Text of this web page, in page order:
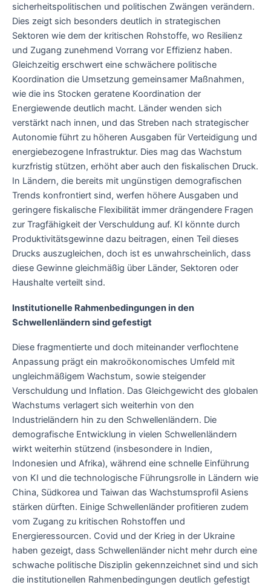
sicherheitspolitischen und politischen Zwängen verändern.
Dies zeigt sich besonders deutlich in strategischen
Sektoren wie dem der kritischen Rohstoffe, wo Resilienz
und Zugang zunehmend Vorrang vor Effizienz haben.
Gleichzeitig erschwert eine schwächere politische
Koordination die Umsetzung gemeinsamer Maßnahmen,
wie die ins Stocken geratene Koordination der
Energiewende deutlich macht. Länder wenden sich
verstärkt nach innen, und das Streben nach strategischer
Autonomie führt zu höheren Ausgaben für Verteidigung und
energiebezogene Infrastruktur. Dies mag das Wachstum
kurzfristig stützen, erhöht aber auch den fiskalischen Druck.
In Ländern, die bereits mit ungünstigen demografischen
Trends konfrontiert sind, werfen höhere Ausgaben und
geringere fiskalische Flexibilität immer drängendere Fragen
zur Tragfähigkeit der Verschuldung auf. KI könnte durch
Produktivitätsgewinne dazu beitragen, einen Teil dieses
Drucks auszugleichen, doch ist es unwahrscheinlich, dass
diese Gewinne gleichmäßig über Länder, Sektoren oder
Haushalte verteilt sind.
Institutionelle Rahmenbedingungen in den
Schwellenländern sind gefestigt
Diese fragmentierte und doch miteinander verflochtene
Anpassung prägt ein makroökonomisches Umfeld mit
ungleichmäßigem Wachstum, sowie steigender
Verschuldung und Inflation. Das Gleichgewicht des globalen
Wachstums verlagert sich weiterhin von den
Industrieländern hin zu den Schwellenländern. Die
demografische Entwicklung in vielen Schwellenländern
wirkt weiterhin stützend (insbesondere in Indien,
Indonesien und Afrika), während eine schnelle Einführung
von KI und die technologische Führungsrolle in Ländern wie
China, Südkorea und Taiwan das Wachstumsprofil Asiens
stärken dürften. Einige Schwellenländer profitieren zudem
vom Zugang zu kritischen Rohstoffen und
Energieressourcen. Covid und der Krieg in der Ukraine
haben gezeigt, dass Schwellenländer nicht mehr durch eine
schwache politische Disziplin gekennzeichnet sind und sich
die institutionellen Rahmenbedingungen deutlich gefestigt